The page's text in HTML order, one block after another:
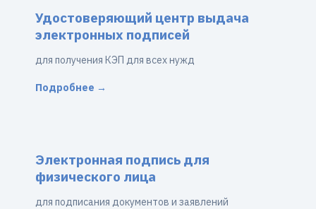
Удостоверяющий центр выдача
электронных подписей
для получения КЭП для всех нужд
Подробнее →
Электронная подпись для
физического лица
для подписания документов и заявлений